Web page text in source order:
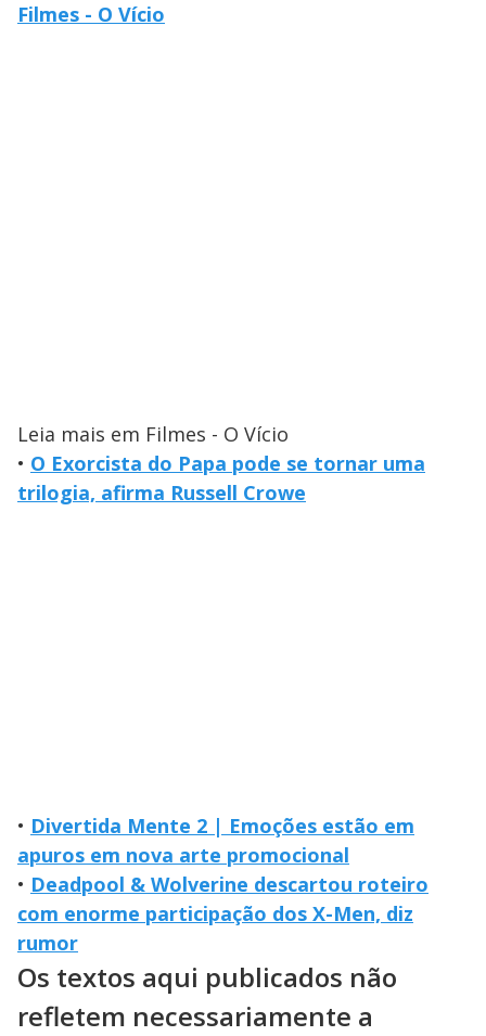
Filmes - O Vício
Leia mais em Filmes - O Vício
• O Exorcista do Papa pode se tornar uma
trilogia, afirma Russell Crowe
• Divertida Mente 2 | Emoções estão em
apuros em nova arte promocional
• Deadpool & Wolverine descartou roteiro
com enorme participação dos X-Men, diz
rumor
Os textos aqui publicados não
refletem necessariamente a